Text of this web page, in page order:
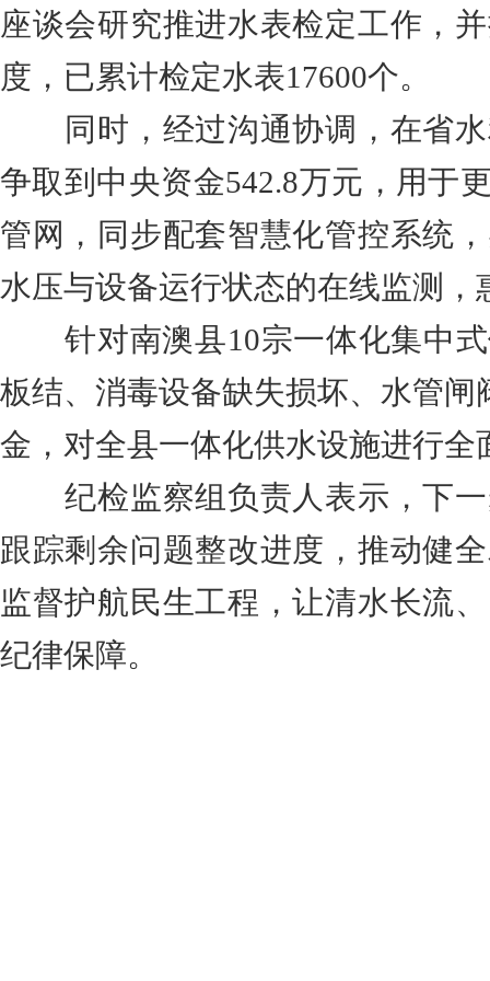
座谈会研究推进水表检定工作，
度，已累计检定水表17600个。
同时，经过沟通协调，在省
争取到中央资金542.8万元，用于
管网，同步配套智慧化管控系统
水压与设备运行状态的在线监测，
针对南澳县10宗一体化集中
板结、消毒设备缺失损坏、水管
金，对全县一体化供水设施进行全
纪检监察组负责人表示，下
跟踪剩余问题整改进度，推动健
监督护航民生工程，让清水长流
纪律保障。